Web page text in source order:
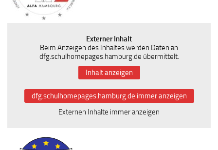
Externer Inhalt
Beim Anzeigen des Inhaltes werden Daten an
dfg.schulhomepages.hamburg.de übermittelt.
Inhalt anzeigen
dfg.schulhomepages.hamburg.de immer anzeigen
Externen Inhalte immer anzeigen